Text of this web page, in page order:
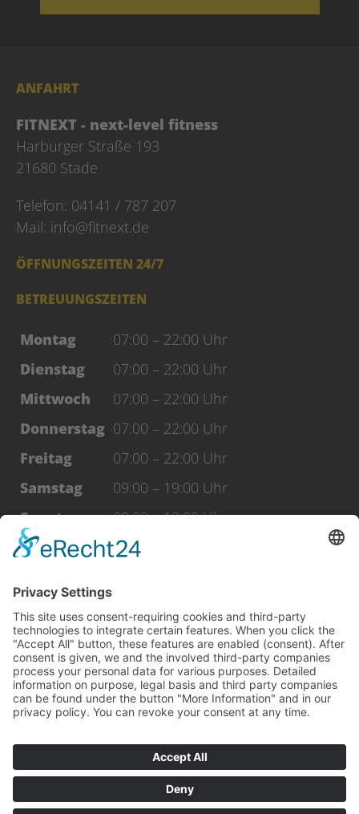
ANFAHRT
FITNEXT - next-level fitness
Harburger Straße 193
21680 Stade
Telefon: 04141 / 787 207
Mail: info@fitnext.de
ÖFFNUNGSZEITEN 24/7
BETREUUNGSZEITEN
Montag
07:00 – 22:00 Uhr
Dienstag
07:00 – 22:00 Uhr
Mittwoch
07:00 – 22:00 Uhr
Donnerstag 07:00 – 22:00 Uhr
Freitag
07:00 – 22:00 Uhr
Samstag
09:00 – 19:00 Uhr
Sonntag
09:00 – 19:00 Uhr
Feiertage
09:00 – 19:00 Uhr
WERDE FAN
facebook
Instagram
Vertrag widerrufen Datenschutz
Impressum AGB